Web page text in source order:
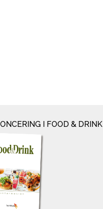
I FOOD & DRINK